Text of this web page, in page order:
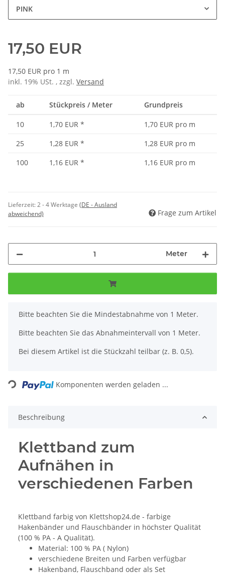
PINK
17,50 EUR
17,50 EUR pro 1 m
inkl. 19% USt. , zzgl. Versand
ab Stückpreis / Meter Grundpreis
10 1,70 EUR *
1,70 EUR pro m
25
1,28 EUR *
1,28 EUR pro m
100
1,16 EUR * 1,16 EUR pro m
Lieferzeit:2 - 4 Werktage (DE - Ausland
abweichend)
Frage zum Artikel
Meter
x
Bitte beachten Sie die Mindestabnahme von 1 Meter.
Bitte beachten Sie das Abnahmeintervall von 1 Meter.
Bei diesem Artikel ist die Stückzahl teilbar (z. B. 0,5).
Loading... Komponenten werden geladen ...
Beschreibung
Klettband zum
Aufnähen in
verschiedenen Farben
Klettband farbig von Klettshop24.de - farbige
Hakenbänder und Flauschbänder in höchster Qualität
(100 % PA - A Qualität).
Material: 100 % PA ( Nylon)
verschiedene Breiten und Farben verfügbar
Hakenband, Flauschband oder als Set